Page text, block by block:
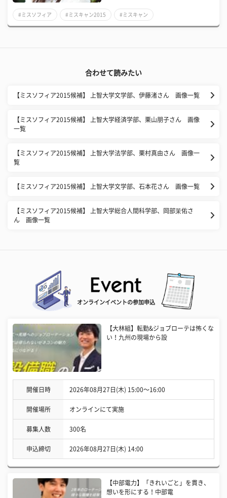
#ミスソフィア #ミスキャン2015 #ミスキャン
合わせて読みたい
【ミスソフィア2015候補】 上智大学文学部、伊藤渚さん 画像一覧
【ミスソフィア2015候補】 上智大学経済学部、栗山朋子さん 画像
一覧
【ミスソフィア2015候補】 上智大学法学部、栗村真由さん 画像一
覧
【ミスソフィア2015候補】 上智大学文学部、石本花さん 画像一覧
【ミスソフィア2015候補】 上智大学総合人間科学部、岡部茉佑さ
ん 画像一覧
オンラインイベントの参加申込
【大林組】転勤&ジョブローテは怖くな
い！九州の現場から設
開催日時 2026年08月27日(木) 15:00〜16:00
開催場所 オンラインにて実施
募集人数 300名
申込締切 2026年08月27日(木) 14:00
【中部電力】「きれいごと」を貫き、
想いを形にする！中部電